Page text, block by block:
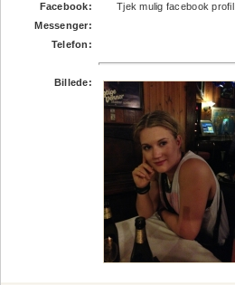
Facebook:
Tjek mulig facebook profil
Messenger:
Telefon:
Billede: